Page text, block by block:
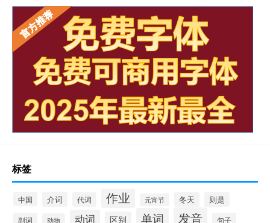
标签
中国 介词 代词 作业 元宵节 冬天
则是
副词
动物 动词 区别 单词 发音 句子